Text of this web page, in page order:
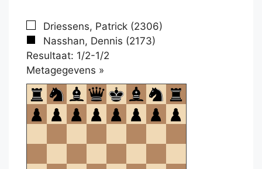
Driessens, Patrick (2306)
Nasshan, Dennis (2173)
Resultaat: 1/2-1/2
Metagegevens »
om
te
openen.